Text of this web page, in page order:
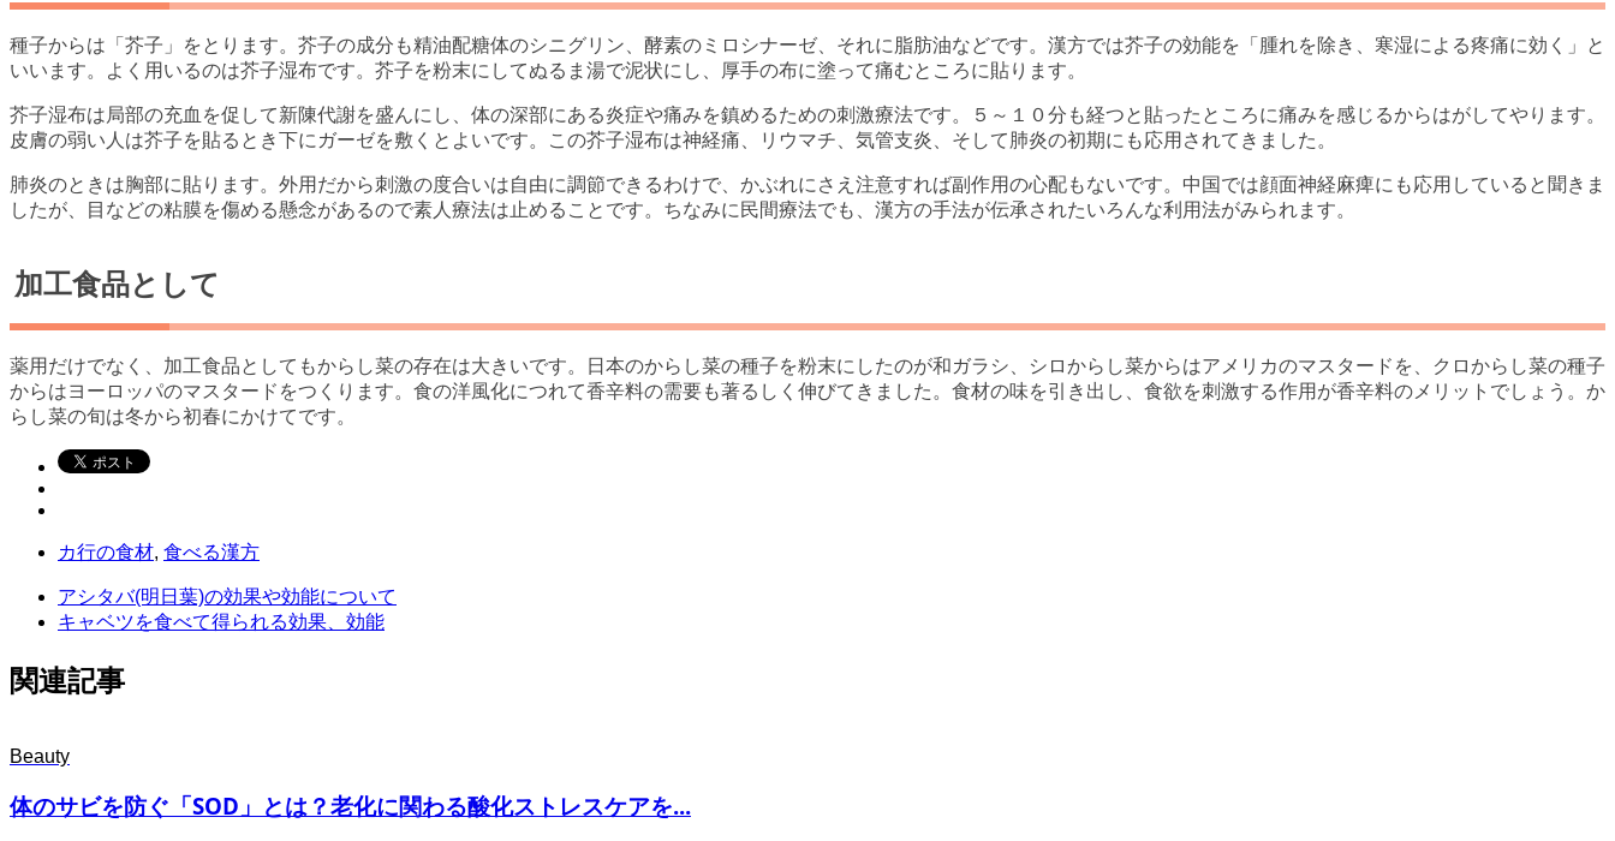
種子からは「芥子」をとります。芥子の成分も精油配糖体のシニグリン、酵素のミロシナーゼ、それに脂肪油などです。漢方では芥子の効能を「腫れを除き、寒湿による疼痛に効く」と
いいます。よく用いるのは芥子湿布です。芥子を粉末にしてぬるま湯で泥状にし、厚手の布に塗って痛むところに貼ります。
芥子湿布は局部の充血を促して新陳代謝を盛んにし、体の深部にある炎症や痛みを鎮めるための刺激療法です。５～１０分も経つと貼ったところに痛みを感じるからはがしてやります。
皮膚の弱い人は芥子を貼るとき下にガーゼを敷くとよいです。この芥子湿布は神経痛、リウマチ、気管支炎、そして肺炎の初期にも応用されてきました。
肺炎のときは胸部に貼ります。外用だから刺激の度合いは自由に調節できるわけで、かぶれにさえ注意すれば副作用の心配もないです。中国では顔面神経麻痺にも応用していると聞きま
したが、目などの粘膜を傷める懸念があるので素人療法は止めることです。ちなみに民間療法でも、漢方の手法が伝承されたいろんな利用法がみられます。
加工食品として
薬用だけでなく、加工食品としてもからし菜の存在は大きいです。日本のからし菜の種子を粉末にしたのが和ガラシ、シロからし菜からはアメリカのマスタードを、クロからし菜の種子
からはヨーロッパのマスタードをつくります。食の洋風化につれて香辛料の需要も著るしく伸びてきました。食材の味を引き出し、食欲を刺激する作用が香辛料のメリットでしょう。か
らし菜の旬は冬から初春にかけてです。
カ行の食材, 食べる漢方
アシタバ(明日葉)の効果や効能について
キャベツを食べて得られる効果、効能
関連記事
Beauty
体のサビを防ぐ「SOD」とは？老化に関わる酸化ストレスケアを...